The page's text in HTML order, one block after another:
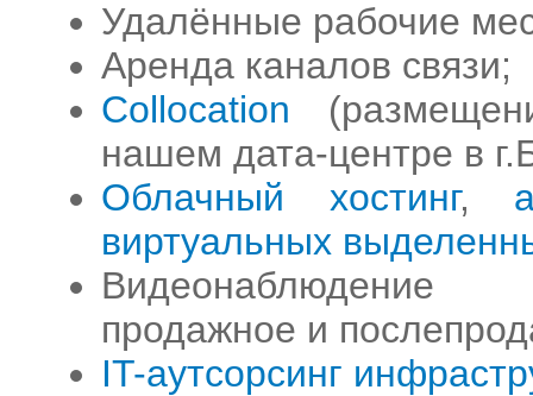
Удалённые рабочие
Аренда каналов связи;
Collocation
нашем дата-центре в
Облачный хостинг,
виртуальных
Видеонаблюдение
продажное и
IT-аутсорсинг